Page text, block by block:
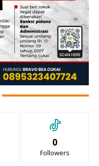
0
Followers